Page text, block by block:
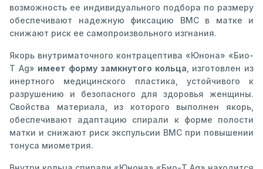
возможность ее индивидуального подбора по размеру
обеспечивают надежную фиксацию ВМС в матке и
снижают риск ее самопроизвольного изгнания.
Якорь внутриматочного контрацептива «Юнона» «Био-
Т Ag» имеет форму замкнутого кольца , изготовлен из
инертного медицинского пластика, устойчивого к
разрушению и безопасного для здоровья женщины.
Свойства материала, из которого выполнен якорь,
обеспечивают адаптацию спирали к форме полости
матки и снижают риск экспульсии ВМС при повышении
тонуса миометрия.